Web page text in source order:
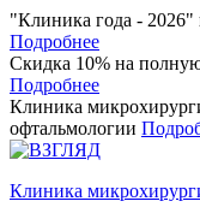
"Клиника года - 2026"
Подробнее
Скидка 10% на
Подробнее
Клиника
офтальмологии
Клиника